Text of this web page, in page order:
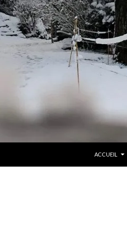
ACCUEIL